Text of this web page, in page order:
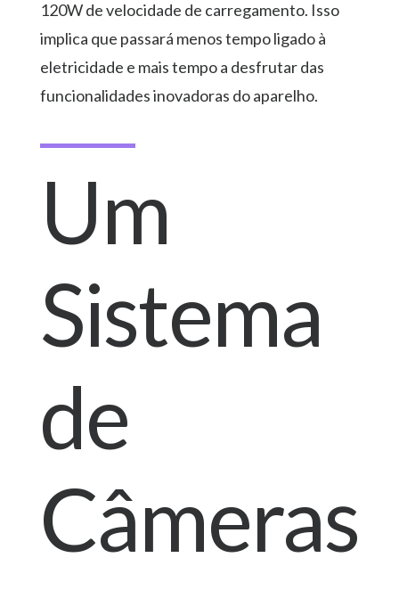
120W de velocidade de carregamento. Isso
implica que passará menos tempo ligado à
eletricidade e mais tempo a desfrutar das
funcionalidades inovadoras do aparelho.
Um
Sistema
de
Câmeras